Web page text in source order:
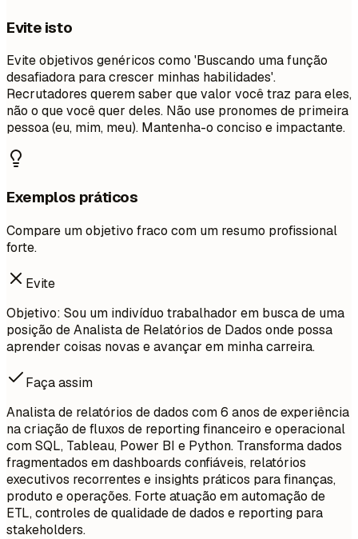
Evite isto
Evite objetivos genéricos como 'Buscando uma função
desafiadora para crescer minhas habilidades'.
Recrutadores querem saber que valor você traz para eles,
não o que você quer deles. Não use pronomes de primeira
pessoa (eu, mim, meu). Mantenha-o conciso e impactante.
Exemplos práticos
Compare um objetivo fraco com um resumo profissional
forte.
Evite
Objetivo: Sou um indivíduo trabalhador em busca de uma
posição de Analista de Relatórios de Dados onde possa
aprender coisas novas e avançar em minha carreira.
Faça assim
Analista de relatórios de dados com 6 anos de experiência
na criação de fluxos de reporting financeiro e operacional
com SQL, Tableau, Power BI e Python. Transforma dados
fragmentados em dashboards confiáveis, relatórios
executivos recorrentes e insights práticos para finanças,
produto e operações. Forte atuação em automação de
ETL, controles de qualidade de dados e reporting para
stakeholders.